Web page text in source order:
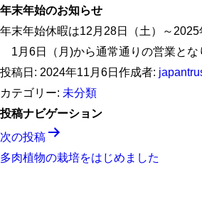
年末年始のお知らせ
年末年始休暇は12月28日（土）～2025
1月6日（月)から通常通りの営業とな
投稿日: 2024年11月6日作成者:
カテゴリー: 未分類
投稿ナビゲーション
次の投稿
多肉植物の栽培をはじめました